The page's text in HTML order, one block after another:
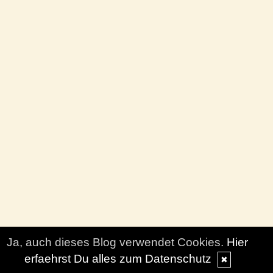
Ja, auch dieses Blog verwendet Cookies. Hier
erfaehrst Du alles zum Datenschutz
✖